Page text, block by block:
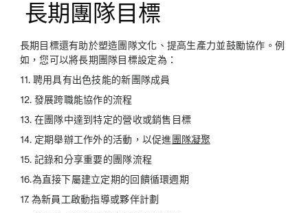
長期團隊目標
長期目標還有助於塑造團隊文化、提高生產力並鼓勵協作。例
如，您可以將長期團隊目標設定為：
11. 聘用具有出色技能的新團隊成員
12. 發展跨職能協作的流程
13. 在團隊中達到特定的營收或銷售目標
14. 定期舉辦工作外的活動，以促進團隊凝聚
15. 記錄和分享重要的團隊流程
16.為直接下屬建立定期的回饋循環週期
17. 為新員工啟動指導或夥伴計劃